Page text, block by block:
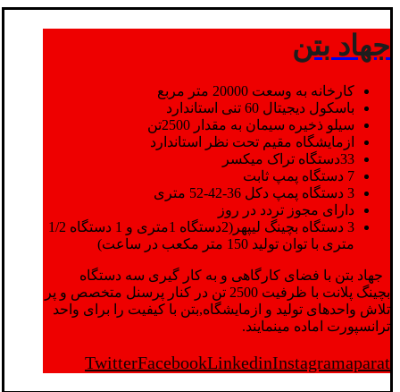
جهاد بتن
کارخانه به وسعت 20000 متر مربع
باسکول دیجیتال 60 تنی استاندارد
سیلو ذخیره سیمان به مقدار 2500تن
ازمایشگاه مقیم تحت نظر استاندارد
33دستگاه تراک میکسر
7 دستگاه پمپ ثابت
3 دستگاه پمپ دکل 36-42-52 متری
دارای مجوز تردد در روز
3 دستگاه بچینگ لیپهر(2دستگاه 1متری و 1 دستگاه 1/2
متری با توان تولید 150 متر مکعب در ساعت)
جهاد بتن با فضای کارگاهی و به کار گیری سه دستگاه
بچینگ پلانت با ظرفیت 2500 تن در کنار پرسنل متخصص و پر
تلاش واحدهای تولید و ازمایشگاه,بتن با کیفیت را برای واحد
ترانسپورت اماده مینمایند.
TwitterFacebookLinkedinInstagramaparat